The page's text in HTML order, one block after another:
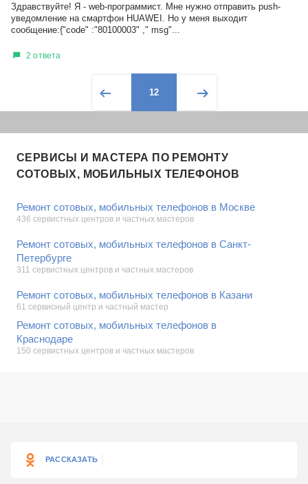
Здравствуйте! Я - web-программист. Мне нужно отправить push-
уведомление на смартфон HUAWEI. Но у меня выходит
сообщение:{"code" :"80100003" ," msg"...
2 ответа
12
СЕРВИСЫ И МАСТЕРА ПО РЕМОНТУ
СОТОВЫХ, МОБИЛЬНЫХ ТЕЛЕФОНОВ
Ремонт сотовых, мобильных телефонов в Москве
436 сервистных центров и частных мастеров
Ремонт сотовых, мобильных телефонов в Санкт-
Петербурге
311 сервистных центров и частных мастеров
Ремонт сотовых, мобильных телефонов в Казани
61 сервисный центр и частный мастер
Ремонт сотовых, мобильных телефонов в
Краснодаре
150 сервистных центров и частных мастеров
РАССКАЗАТЬ